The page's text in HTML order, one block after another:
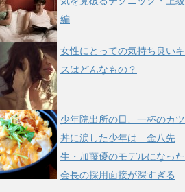
編
女性にとっての気持ち良いキ
スはどんなもの？
少年院出所の日、一杯のカツ
丼に涙した少年は…金八先
生・加藤優のモデルになった
会長の採用面接が深すぎる